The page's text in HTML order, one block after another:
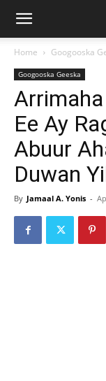
Home Googooska
Googooska Geeska
Ee Ay
Abuur
Duwan
By Jamaal A. Yonis -